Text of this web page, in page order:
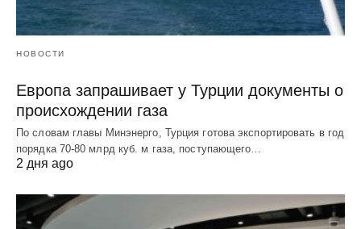
НОВОСТИ
Европа запрашивает у Турции документы о
происхождении газа
По словам главы Минэнерго, Турция готова экспортировать в год
порядка 70-80 млрд куб. м газа, поступающего…
2 дня ago